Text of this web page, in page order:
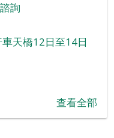
詢
天橋12日至14日
查看全部